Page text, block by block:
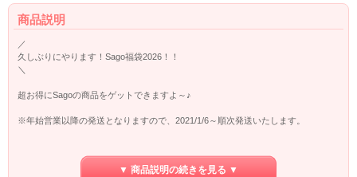
商品説明
／
久しぶりにやります！Sago福袋2026！！
＼
超お得にSagoの商品をゲットできますよ～♪
※年始営業以降の発送となりますので、2021/1/6～順次発送いたします。
▼ 商品説明の続きを見る ▼